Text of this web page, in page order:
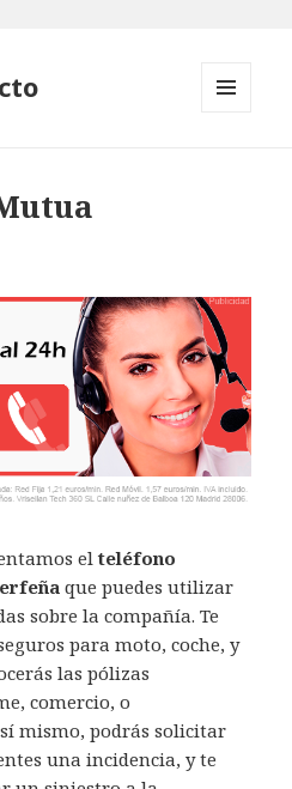
elteléfono
que puedes utilizar
sobre la compañía. Te
para moto, coche, y
las pólizas
comercio, o
mismo, podrás solicitar
una incidencia, y te